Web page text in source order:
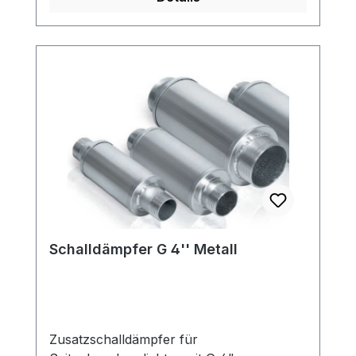
Schalldämpfer G 4'' Metall
Zusatzschalldämpfer für